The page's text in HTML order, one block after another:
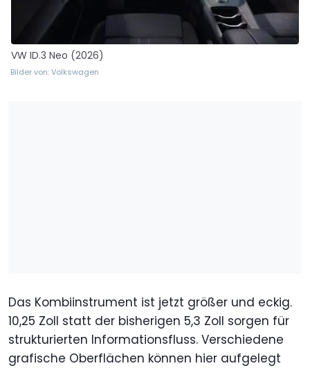
VW ID.3 Neo (2026)
Bilder von: Volkswagen
Das Kombiinstrument ist jetzt größer und eckig.
10,25 Zoll statt der bisherigen 5,3 Zoll sorgen für
strukturierten Informationsfluss. Verschiedene
grafische Oberflächen können hier aufgelegt